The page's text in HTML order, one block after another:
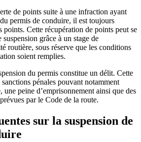
de points suite à une infraction ayant
permis de conduire, il est toujours
points. Cette récupération de points peut se
grâce à un stage de
routière, sous réserve que les conditions
soient remplies.
du permis constitue un délit. Cette
pénales pouvant notamment
une peine d’emprisonnement ainsi que des
par le Code de la route.
sur la suspension de